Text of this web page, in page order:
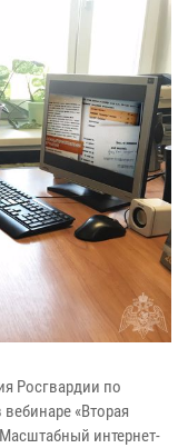
Росгвардии по
«Вторая
интернет-